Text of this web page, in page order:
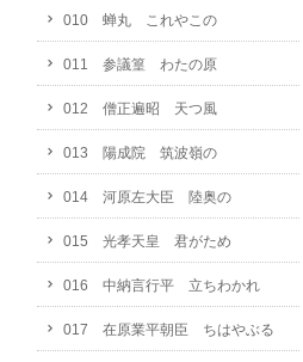
010 蝉丸 これやこの
011 参議篁 わたの原
012 僧正遍昭 天つ風
013 陽成院 筑波嶺の
014 河原左大臣 陸奥の
015 光孝天皇 君がため
016 中納言行平 立ちわかれ
017 在原業平朝臣 ちはやぶる